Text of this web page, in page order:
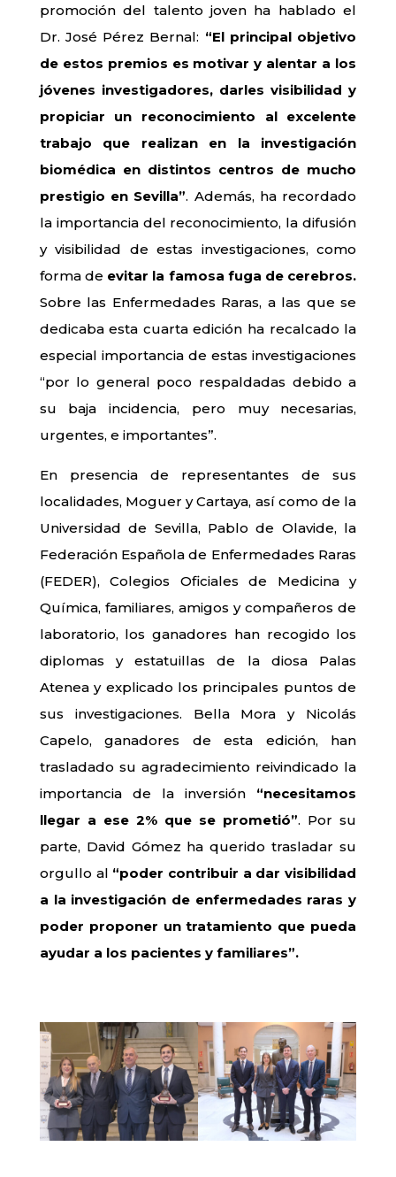
promoción del talento joven ha hablado el
Dr. José Pérez Bernal: “El principal objetivo
de estos premios es motivar y alentar a los
jóvenes investigadores, darles visibilidad y
propiciar un reconocimiento al excelente
trabajo que realizan en la investigación
biomédica en distintos centros de mucho
prestigio en Sevilla”. Además, ha recordado
la importancia del reconocimiento, la difusión
y visibilidad de estas investigaciones, como
forma de evitar la famosa fuga de cerebros.
Sobre las Enfermedades Raras, a las que se
dedicaba esta cuarta edición ha recalcado la
especial importancia de estas investigaciones
“por lo general poco respaldadas debido a
su baja incidencia, pero muy necesarias,
urgentes, e importantes”.
En presencia de representantes de sus
localidades, Moguer y Cartaya, así como de la
Universidad de Sevilla, Pablo de Olavide, la
Federación Española de Enfermedades Raras
(FEDER), Colegios Oficiales de Medicina y
Química, familiares, amigos y compañeros de
laboratorio, los ganadores han recogido los
diplomas y estatuillas de la diosa Palas
Atenea y explicado los principales puntos de
sus investigaciones. Bella Mora y Nicolás
Capelo, ganadores de esta edición, han
trasladado su agradecimiento reivindicado la
importancia de la inversión “necesitamos
llegar a ese 2% que se prometió”. Por su
parte, David Gómez ha querido trasladar su
orgullo al “poder contribuir a dar visibilidad
a la investigación de enfermedades raras y
poder proponer un tratamiento que pueda
ayudar a los pacientes y familiares”.